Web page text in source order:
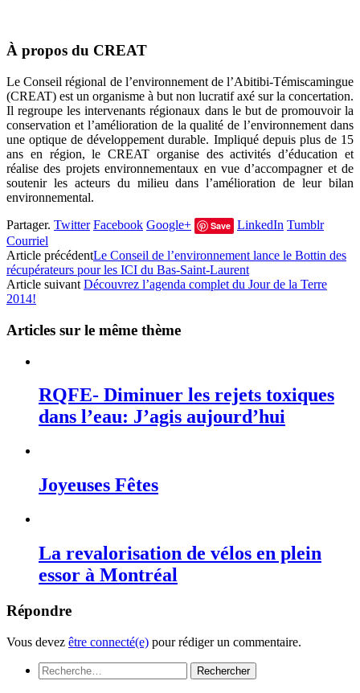
À propos du CREAT
Le Conseil régional de l’environnement de l’Abitibi-Témiscamingue
(CREAT) est un organisme à but non lucratif axé sur la concertation.
Il regroupe les intervenants régionaux dans le but de promouvoir la
conservation et l’amélioration de la qualité de l’environnement dans
une optique de développement durable. Impliqué depuis plus de 15
ans en région, le CREAT organise des activités d’éducation et
réalise des projets environnementaux en vue d’accompagner et de
soutenir les acteurs du milieu dans l’amélioration de leur bilan
environnemental.
Partager. Twitter Facebook Google+ Save LinkedIn Tumblr
Courriel
Article précédentLe Conseil de l’environnement lance le Bottin des
récupérateurs pour les ICI du Bas-Saint-Laurent
Article suivant Découvrez l’agenda complet du Jour de la Terre
2014!
Articles sur le même thème
RQFE- Diminuer les rejets toxiques
dans l’eau: J’agis aujourd’hui
Joyeuses Fêtes
La revalorisation de vélos en plein
essor à Montréal
Répondre
Vous devez être connecté(e) pour rédiger un commentaire.
Rechercher :